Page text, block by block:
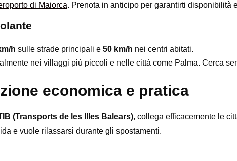
di Maiorca. Prenota in anticipo per garantirti disponibilità
h sulle strade principali e 50 km/h nei centri abitati.
nei villaggi più piccoli e nelle città come Palma. Cerca
economica e pratica
(Transports de les Illes Balears), collega efficacemente le
e vuole rilassarsi durante gli spostamenti.